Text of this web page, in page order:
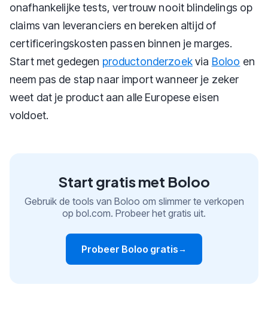
onafhankelijke tests, vertrouw nooit blindelings op
claims van leveranciers en bereken altijd of
certificeringskosten passen binnen je marges.
Start met gedegen productonderzoekvia Boloo en
neem pas de stap naar import wanneer je zeker
weet dat je product aan alle Europese eisen
voldoet.
Start gratis met Boloo
Gebruik de tools van Boloo om slimmer te verkopen
op bol.com. Probeer het gratis uit.
Probeer Boloo gratis→